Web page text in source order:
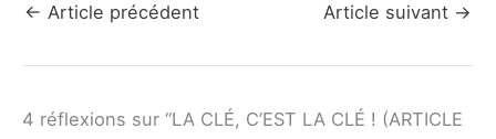
← Article précédent Article suivant →
4 réflexions sur “LA CLÉ, C’EST LA CLÉ ! (ARTICLE